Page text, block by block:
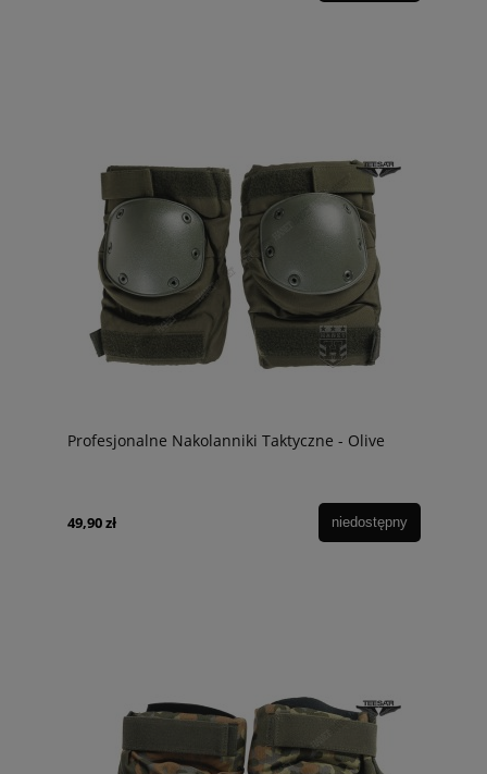
Profesjonalne Nakolanniki Taktyczne - Olive
49,90 zł niedostępny